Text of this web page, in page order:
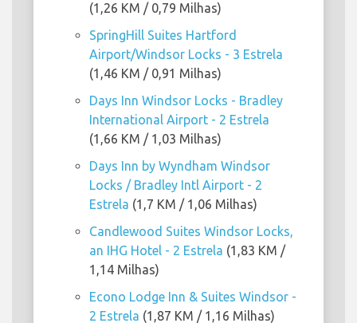
(1,26 KM / 0,79 Milhas)
SpringHill Suites Hartford
Airport/Windsor Locks - 3 Estrela
(1,46 KM / 0,91 Milhas)
Days Inn Windsor Locks - Bradley
International Airport - 2 Estrela
(1,66 KM / 1,03 Milhas)
Days Inn by Wyndham Windsor
Locks / Bradley Intl Airport - 2
Estrela (1,7 KM / 1,06 Milhas)
Candlewood Suites Windsor Locks,
an IHG Hotel - 2 Estrela (1,83 KM /
1,14 Milhas)
Econo Lodge Inn & Suites Windsor -
2 Estrela (1,87 KM / 1,16 Milhas)